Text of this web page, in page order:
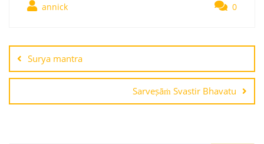
annick 0
Surya mantra
Sarveṣāṁ Svastir Bhavatu